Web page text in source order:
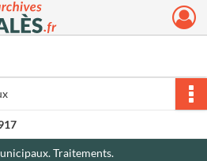
d'Alès
Traitements.